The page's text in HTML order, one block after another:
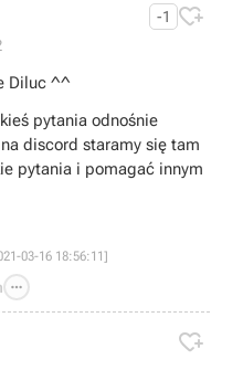
-1 
Diluc ^^
pytania odnośnie
discord staramy się tam
pytania i pomagać innym
03-16 18:56:11]

